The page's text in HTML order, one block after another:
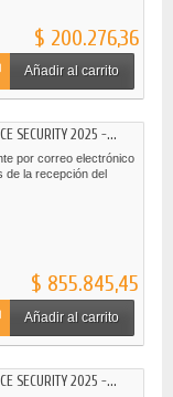
$ 200.276,36
Añadir al carrito
SECURITY 2025 -...
por correo electrónico
de la recepción del
$ 855.845,45
Añadir al carrito
SECURITY 2025 -...